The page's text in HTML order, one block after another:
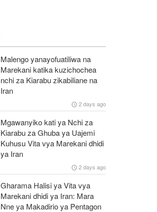
Malengo yanayofuatiliwa na
Marekani katika kuzichochea
nchi za Kiarabu zikabiliane na
Iran
2 days ago
Mgawanyiko kati ya Nchi za
Kiarabu za Ghuba ya Uajemi
Kuhusu Vita vya Marekani dhidi
ya Iran
2 days ago
Gharama Halisi ya Vita vya
Marekani dhidi ya Iran: Mara
Nne ya Makadirio ya Pentagon